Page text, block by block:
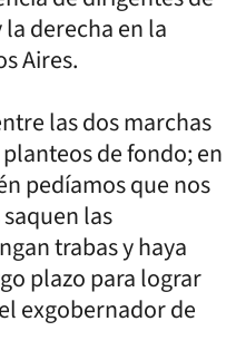
derecha en la
Aires.
las dos marchas
de fondo; en
pedíamos que nos
las
trabas y haya
plazo para lograr
exgobernador de